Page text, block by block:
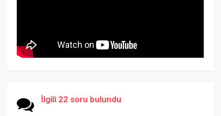
İlgili 22 soru bulundu